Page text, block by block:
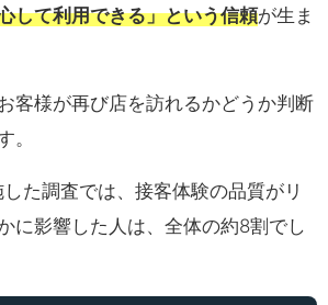
して利用できる」という信頼が生ま
客様が再び店を訪れるかどうか判断
。
た調査では、接客体験の品質がリ
に影響した人は、全体の約8割でし